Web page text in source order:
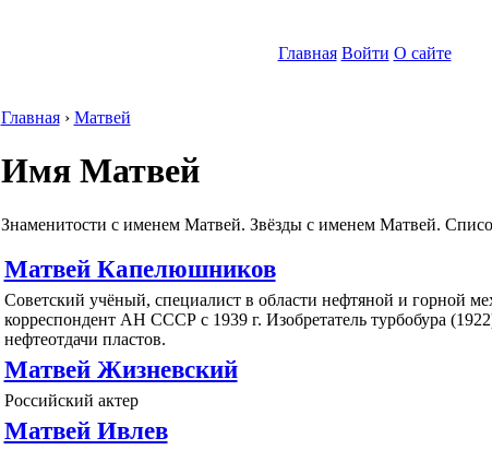
Главная Войти О сайте
Главная› Матвей
Имя Матвей
Знаменитости с именем Матвей. Звёзды с именем Матвей.
Матвей Капелюшников
Советский учёный, специалист в области нефтяной и горной
корреспондент АН СССР с 1939 г. Изобретатель турбобура
нефтеотдачи пластов.
Матвей Жизневский
Российский актер
Матвей Ивлев